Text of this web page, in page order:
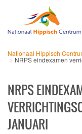
Nationaal Hippisch
NRPS eindexamen
NRPS
JANUARI